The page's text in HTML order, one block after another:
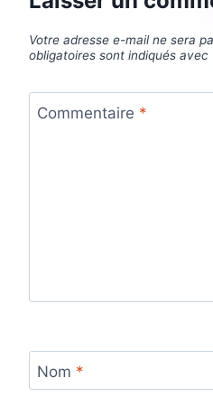
Votre adresse e-mail ne sera
obligatoires sont indiqués avec
Commentaire *
Nom *